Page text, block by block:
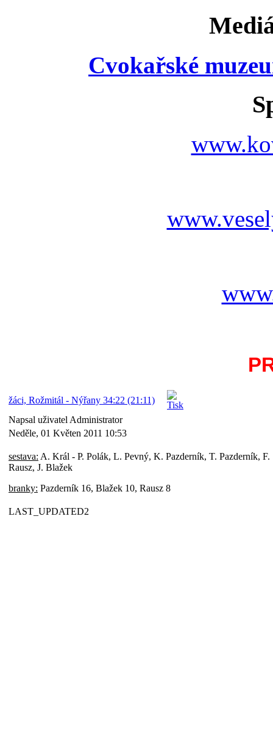
Cvokařské
žáci, Rožmitál - Nýřany 34:22 (21:11)
Napsal uživatel Administrator
Neděle, 01 Květen 2011 10:53
sestava: A. Král - P. Polák, L. Pevný, K. Pazderník, T. Pazderník,
Rausz, J. Blažek
branky: Pazderník 16, Blažek 10, Rausz 8
LAST_UPDATED2